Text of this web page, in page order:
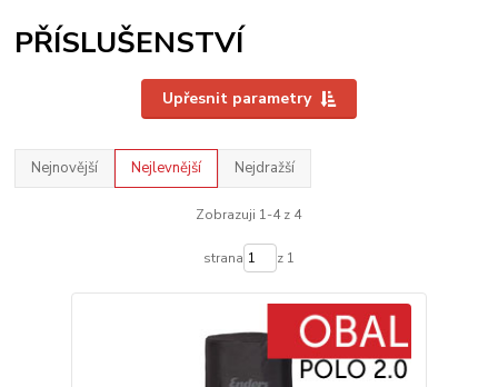
PŘÍSLUŠENSTVÍ
Upřesnit parametry
Nejnovější Nejlevnější Nejdražší
Zobrazuji 1-4 z 4
strana z 1